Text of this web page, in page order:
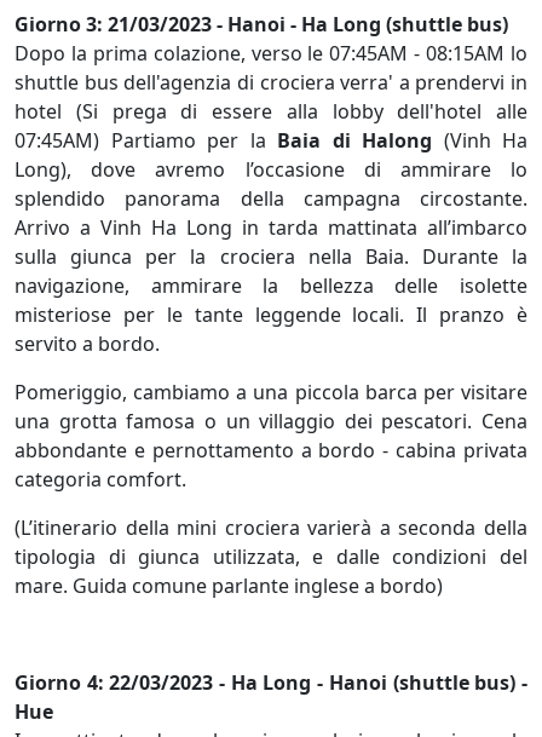
Giorno 3: 21/03/2023 - Hanoi - Ha Long (shuttle bus)
Dopo la prima colazione, verso le 07:45AM - 08:15AM lo
shuttle bus dell'agenzia di crociera verra' a prendervi in
hotel (Si prega di essere alla lobby dell'hotel alle
07:45AM) Partiamo per la Baia di Halong (Vinh Ha
Long), dove avremo l’occasione di ammirare lo
splendido panorama della campagna circostante.
Arrivo a Vinh Ha Long in tarda mattinata all’imbarco
sulla giunca per la crociera nella Baia. Durante la
navigazione, ammirare la bellezza delle isolette
misteriose per le tante leggende locali. Il pranzo è
servito a bordo.
Pomeriggio, cambiamo a una piccola barca per visitare
una grotta famosa o un villaggio dei pescatori. Cena
abbondante e pernottamento a bordo - cabina privata
categoria comfort.
(L’itinerario della mini crociera varierà a seconda della
tipologia di giunca utilizzata, e dalle condizioni del
mare. Guida comune parlante inglese a bordo)
Giorno 4: 22/03/2023 - Ha Long - Hanoi (shuttle bus) -
Hue